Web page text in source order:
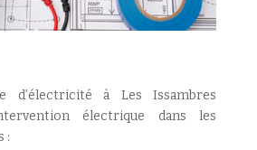
d’électricité à Les Issambres
électrique dans les
: